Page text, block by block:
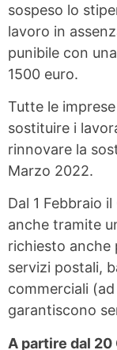
sospeso lo
lavoro in
punibile con
1500 euro.
Tutte le
sostituire i
rinnovare la
Marzo 2022.
Dal 1 Febbraio
anche tramite
richiesto anche
servizi postali,
commerciali
garantiscono
A partire dal 20